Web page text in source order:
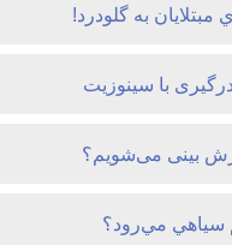
با سینوزیت
بینی می‌شویم؟
سياهي مي‌رود؟